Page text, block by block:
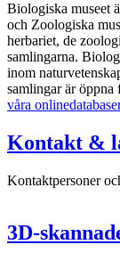
Biologiska museet
och Zoologiska
herbariet, de
samlingarna.
inom
samlingar är
våra
Kontakt &
Kontaktpersoner
3D-